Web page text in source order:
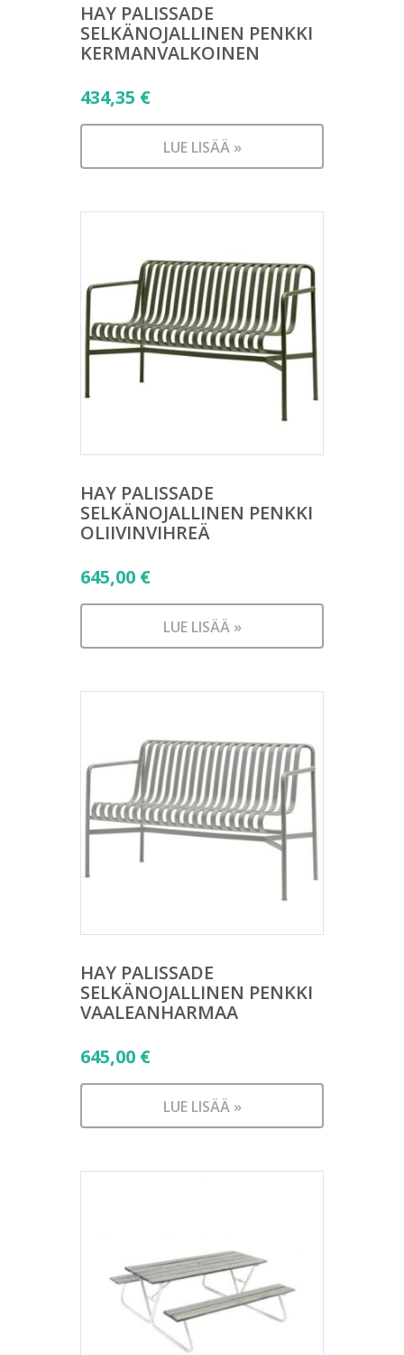
HAY PALISSADE
SELKÄNOJALLINEN PENKKI
KERMANVALKOINEN
434,35 €
LUE LISÄÄ »
HAY PALISSADE
SELKÄNOJALLINEN PENKKI
OLIIVINVIHREÄ
645,00 €
LUE LISÄÄ »
HAY PALISSADE
SELKÄNOJALLINEN PENKKI
VAALEANHARMAA
645,00 €
LUE LISÄÄ »